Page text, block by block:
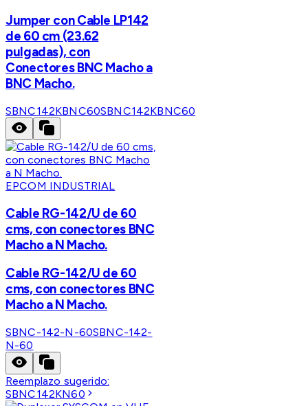
Jumper con Cable LP142
de 60 cm (23.62
pulgadas), con
Conectores BNC Macho a
BNC Macho.
SBNC142KBNC60SBNC142KBNC60
EPCOM INDUSTRIAL
Cable RG-142/U de 60
cms, con conectores BNC
Macho a N Macho.
Cable RG-142/U de 60
cms, con conectores BNC
Macho a N Macho.
SBNC-142-N-60SBNC-142-
N-60
Reemplazo sugerido:
SBNC142KN60